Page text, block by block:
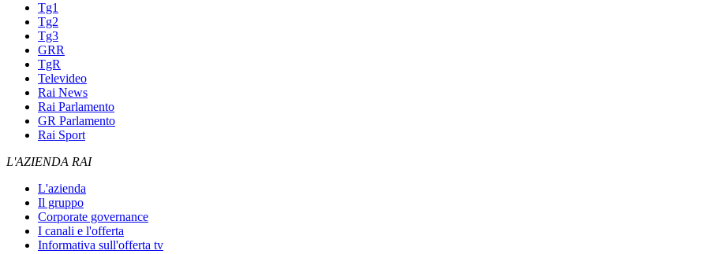
Tg1
Tg2
Tg3
GRR
TgR
Televideo
Rai News
Rai Parlamento
GR Parlamento
Rai Sport
L'AZIENDA RAI
L'azienda
Il gruppo
Corporate governance
I canali e l'offerta
Informativa sull'offerta tv